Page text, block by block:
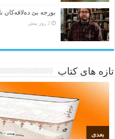
بورجە بێ دەلاقەکان
2 روز پیش
تازه های کتاب
بعدی